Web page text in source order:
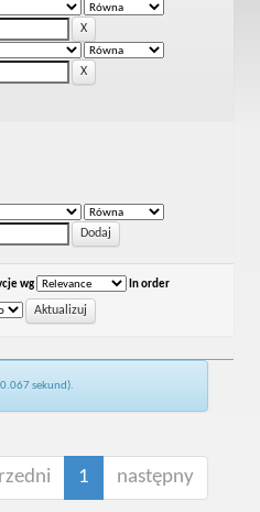
wg In order
sekund).
1 następny